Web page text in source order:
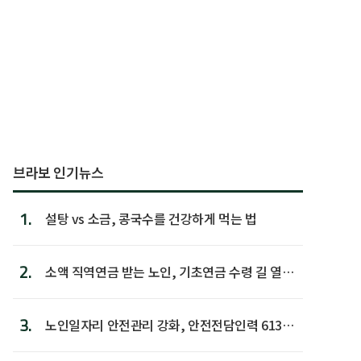
브라보 인기뉴스
1. 설탕 vs 소금, 콩국수를 건강하게 먹는 법
2.
소액 직역연금 받는 노인, 기초연금 수령 길 열린
3.
노인일자리 안전관리 강화, 안전전담인력 613명